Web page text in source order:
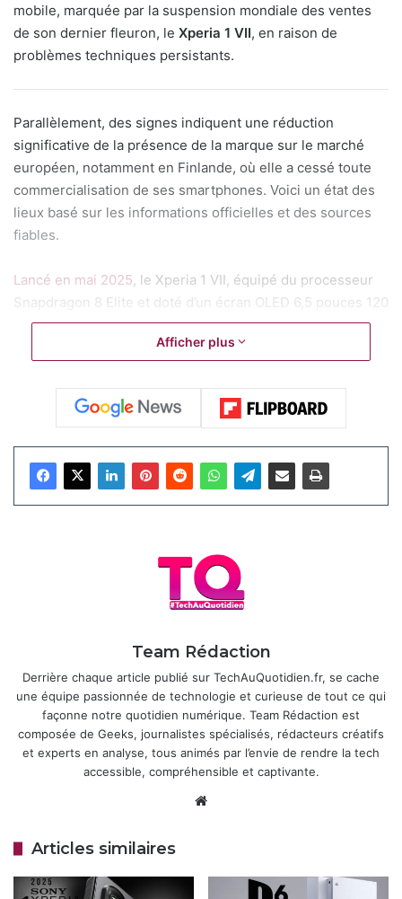
mobile, marquée par la suspension mondiale des ventes
de son dernier fleuron, le Xperia 1 VII, en raison de
problèmes techniques persistants.
Parallèlement, des signes indiquent une réduction
significative de la présence de la marque sur le marché
européen, notamment en Finlande, où elle a cessé toute
commercialisation de ses smartphones. Voici un état des
lieux basé sur les informations officielles et des sources
fiables.
Lancé en mai 2025, le Xperia 1 VII, équipé du processeur
Snapdragon 8 Elite et doté d’un écran OLED 6,5 pouces 120
Hz, a rencontré des problèmes graves, notamment des
redémarrages intempestifs, des arrêts soudains et des
initialement au Japon, ont conduit Sony à suspendre les
ventes dans plusieurs marchés, dont le Japon, Taiwan,
à jour logicielle (build 71.0.A.2.43) a été déployée pour
tenter de résoudre ces problèmes, mais la cause exacte
reste indéterminée, laissant planer un doute sur un
Sony déploie une nouvelle mise à jour
24 octobre 2025
Sony révise la PS5 Slim : moins
d’espace de stockage, même prix, et
des ajustements discrets
2 octobre 2025
ses smartphones. En Finlande, le Xperia 1 VII n’a jamais été
des canaux de vente traditionnels, selon le média
Afficher plus
Team Rédaction
Derrière chaque article publié sur TechAuQuotidien.fr, se cache
une équipe passionnée de technologie et curieuse de tout ce qui
façonne notre quotidien numérique. Team Rédaction est
composée de Geeks, journalistes spécialisés, rédacteurs créatifs
et experts en analyse, tous animés par l’envie de rendre la tech
accessible, compréhensible et captivante.
Articles similaires